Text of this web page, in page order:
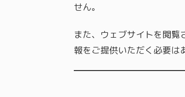
せん。
また、ウェブサイトを閲
報をご提供いただく必要は